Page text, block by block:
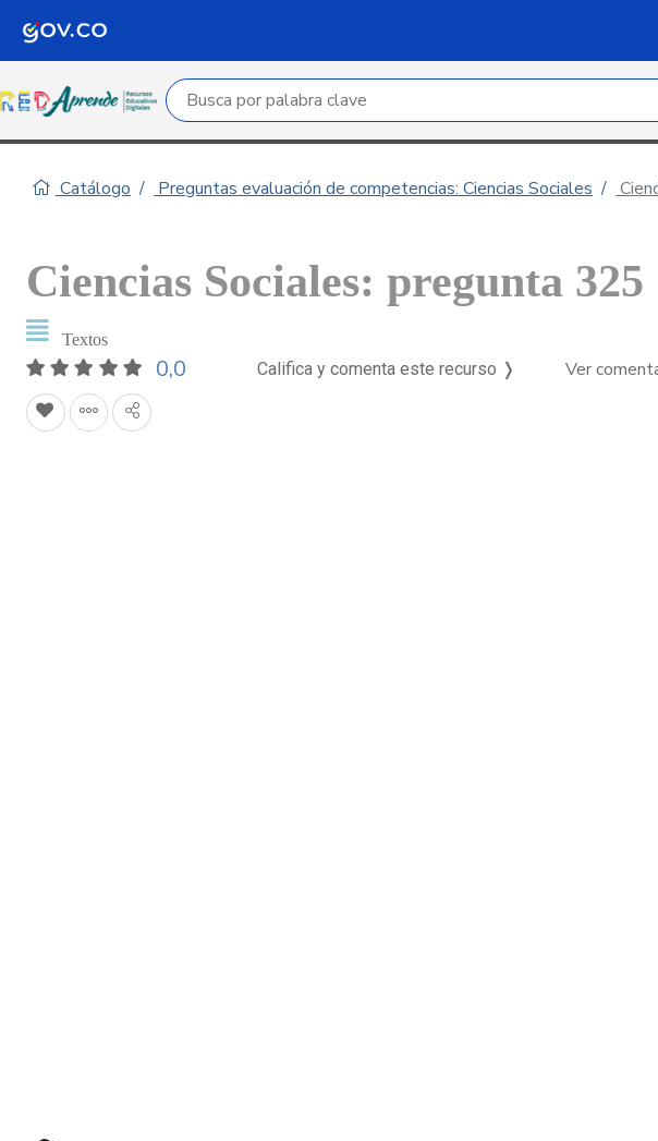
Campo de búsqueda por palabra clave
Catálogo Preguntas evaluación de competencias: Ciencias Sociales
Ciencias Sociales: pregunta 325
Textos
0,0 Califica y comenta este recurso ❭ Ver